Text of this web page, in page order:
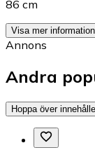
86 cm
Visa mer information
Annons
Andra
Hoppa över